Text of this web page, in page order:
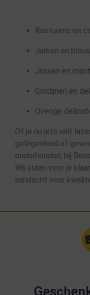
Kostuums en
Jurken en
Jassen en
Gordijnen en
Overige
Of je nu iets wilt
gelegenheid of
onderhouden, bij
Wij staan voor je
aandacht voor